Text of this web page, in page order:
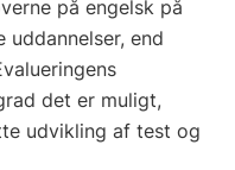
på engelsk på
uddannelser, end
det er muligt,
udvikling af test og